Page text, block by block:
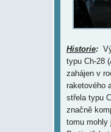
Historie:
typu Ch-28 (
zahájen v
raketového
střela typu
značně
tomu mohly